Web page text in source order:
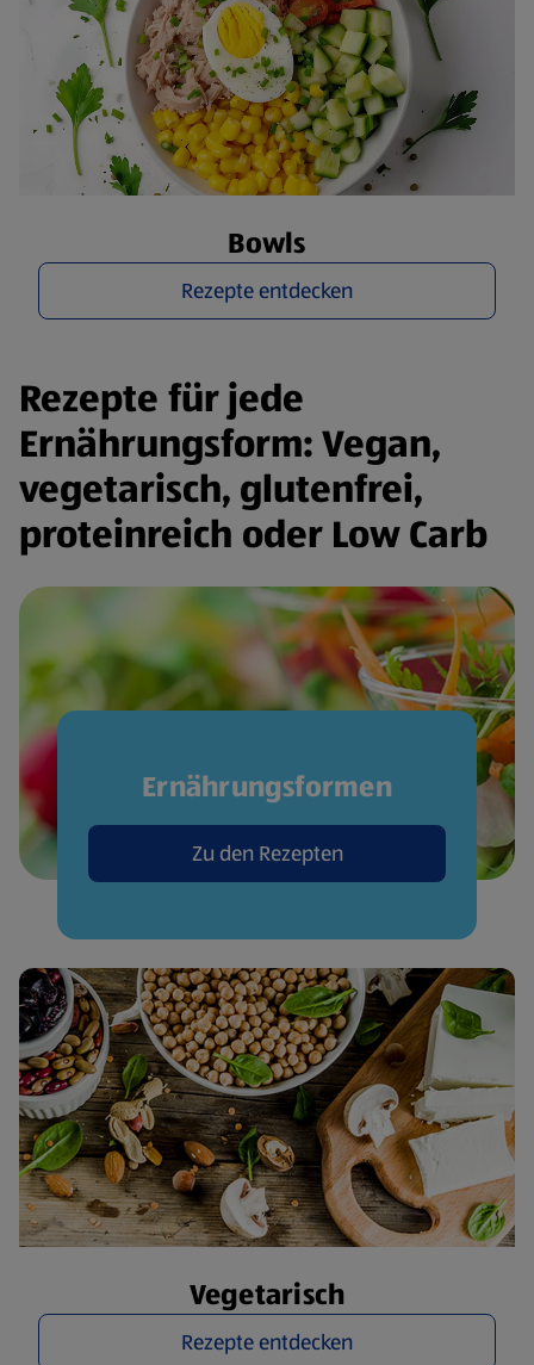
Bowls
Rezepte entdecken
Rezepte für jede
Ernährungsform: Vegan,
vegetarisch, glutenfrei,
proteinreich oder Low Carb
Ernährungsformen
Zu den Rezepten
Vegetarisch
Rezepte entdecken